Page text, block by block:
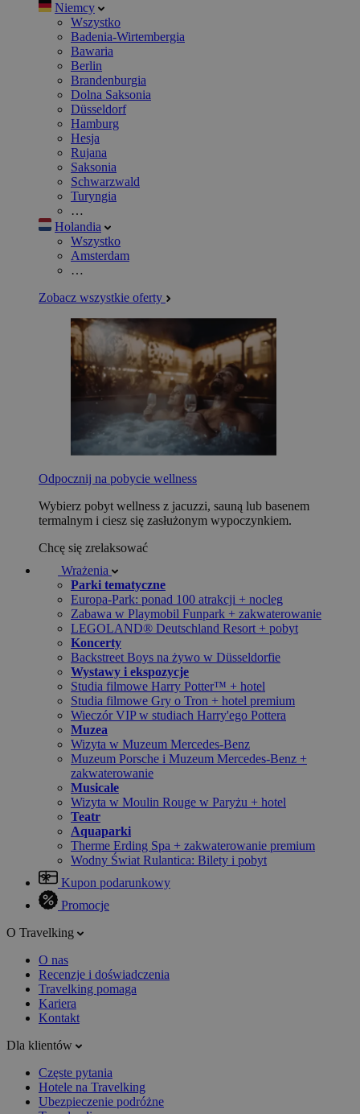
Niemcy
Wszystko
Badenia-Wirtembergia
Bawaria
Berlin
Brandenburgia
Dolna Saksonia
Düsseldorf
Hamburg
Hesja
Rujana
Saksonia
Schwarzwald
Turyngia
…
Holandia
Wszystko
Amsterdam
…
Zobacz wszystkie oferty
Odpocznij na pobycie wellness
Wybierz pobyt wellness z jacuzzi, sauną lub basenem
termalnym i ciesz się zasłużonym wypoczynkiem.
Chcę się zrelaksować
Wrażenia
Parki tematyczne
Europa-Park: ponad 100 atrakcji + nocleg
Zabawa w Playmobil Funpark + zakwaterowanie
LEGOLAND® Deutschland Resort + pobyt
Koncerty
Backstreet Boys na żywo w Düsseldorfie
Wystawy i ekspozycje
Studia filmowe Harry Potter™ + hotel
Studia filmowe Gry o Tron + hotel premium
Wieczór VIP w studiach Harry'ego Pottera
Muzea
Wizyta w Muzeum Mercedes-Benz
Muzeum Porsche i Muzeum Mercedes-Benz +
zakwaterowanie
Musicale
Wizyta w Moulin Rouge w Paryżu + hotel
Teatr
Aquaparki
Therme Erding Spa + zakwaterowanie premium
Wodny Świat Rulantica: Bilety i pobyt
Kupon podarunkowy
Promocje
O Travelking
O nas
Recenzje i doświadczenia
Travelking pomaga
Kariera
Kontakt
Dla klientów
Częste pytania
Hotele na Travelking
Ubezpieczenie podróżne